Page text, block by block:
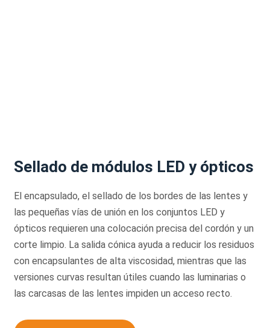
Sellado de módulos LED y ópticos
El encapsulado, el sellado de los bordes de las lentes y
las pequeñas vías de unión en los conjuntos LED y
ópticos requieren una colocación precisa del cordón y un
corte limpio. La salida cónica ayuda a reducir los residuos
con encapsulantes de alta viscosidad, mientras que las
versiones curvas resultan útiles cuando las luminarias o
las carcasas de las lentes impiden un acceso recto.